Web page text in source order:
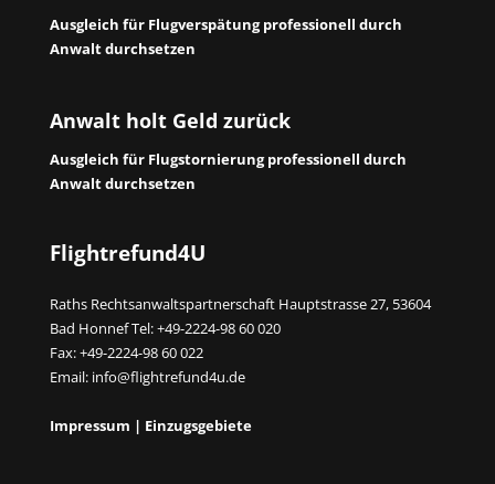
Ausgleich für Flugverspätung professionell durch
Anwalt durchsetzen
Anwalt holt Geld zurück
Ausgleich für Flugstornierung professionell durch
Anwalt durchsetzen
Flightrefund4U
Raths Rechtsanwaltspartnerschaft Hauptstrasse 27, 53604
Bad Honnef Tel: +49-2224-98 60 020
Fax: +49-2224-98 60 022
Email: info@flightrefund4u.de
Impressum | Einzugsgebiete